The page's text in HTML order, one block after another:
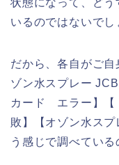
いるのではないでし
だから、各自がご
ゾン水スプレー
カード エラー】【
敗】【オゾン水ス
う感じで調べている